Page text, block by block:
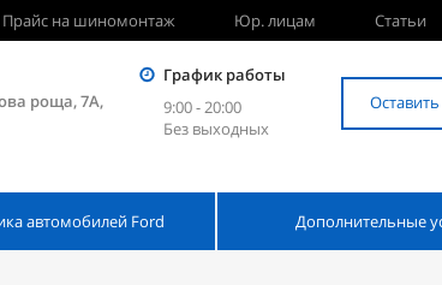
Прайс на шиномонтаж Юр. лицам Статьи
роща, 7А,
График работы
9:00 - 20:00
Без выходных
Оставить
автомобилей Ford Дополнительные